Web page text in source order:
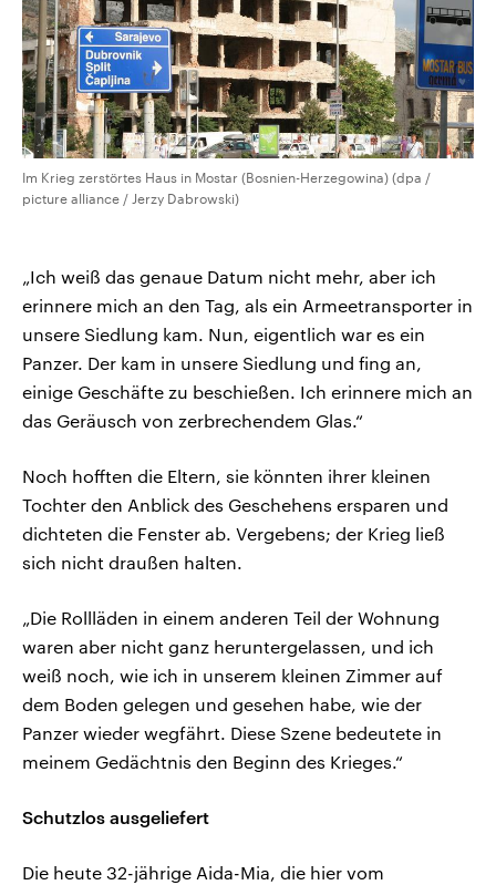
Im Krieg zerstörtes Haus in Mostar (Bosnien-Herzegowina) (dpa /
picture alliance / Jerzy Dabrowski)
„Ich weiß das genaue Datum nicht mehr, aber ich
erinnere mich an den Tag, als ein Armeetransporter in
unsere Siedlung kam. Nun, eigentlich war es ein
Panzer. Der kam in unsere Siedlung und fing an,
einige Geschäfte zu beschießen. Ich erinnere mich an
das Geräusch von zerbrechendem Glas.“
Noch hofften die Eltern, sie könnten ihrer kleinen
Tochter den Anblick des Geschehens ersparen und
dichteten die Fenster ab. Vergebens; der Krieg ließ
sich nicht draußen halten.
„Die Rollläden in einem anderen Teil der Wohnung
waren aber nicht ganz heruntergelassen, und ich
weiß noch, wie ich in unserem kleinen Zimmer auf
dem Boden gelegen und gesehen habe, wie der
Panzer wieder wegfährt. Diese Szene bedeutete in
meinem Gedächtnis den Beginn des Krieges.“
Schutzlos ausgeliefert
Die heute 32-jährige Aida-Mia, die hier vom